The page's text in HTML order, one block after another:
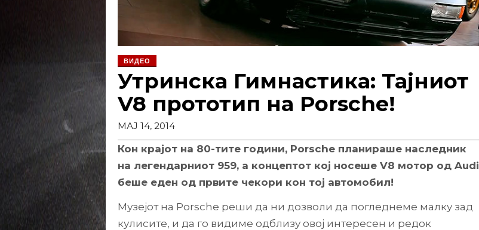
ВИДЕО
Утринска Гимнастика: Тајниот
V8 прототип на Porsche!
МАЈ 14, 2014
Кон крајот на 80-тите години, Porsche планираше наследник
на легендарниот 959, а концептот кој носеше V8 мотор од Audi
беше еден од првите чекори кон тој автомобил!
Музејот на Porsche реши да ни дозволи да погледнеме малку зад
кулисите, и да го видиме одблизу овој интересен и редок